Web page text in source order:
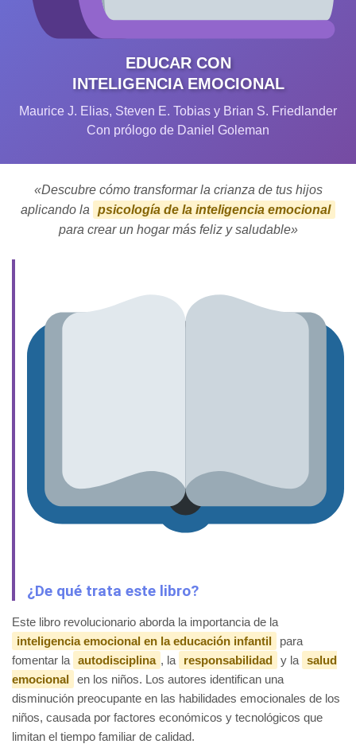
EDUCAR CON
INTELIGENCIA EMOCIONAL
Maurice J. Elias, Steven E. Tobias y Brian S. Friedlander
Con prólogo de Daniel Goleman
«Descubre cómo transformar la crianza de tus hijos
aplicando la
psicología de la inteligencia emocional
para crear un hogar más feliz y saludable»
¿De qué trata este libro?
Este libro revolucionario aborda la importancia de la
inteligencia emocional en la educación infantil
para
fomentar la autodisciplina , la responsabilidad y la salud
emocional
en los niños. Los autores identifican una
disminución preocupante en las habilidades emocionales de los
niños, causada por factores económicos y tecnológicos que
limitan el tiempo familiar de calidad.